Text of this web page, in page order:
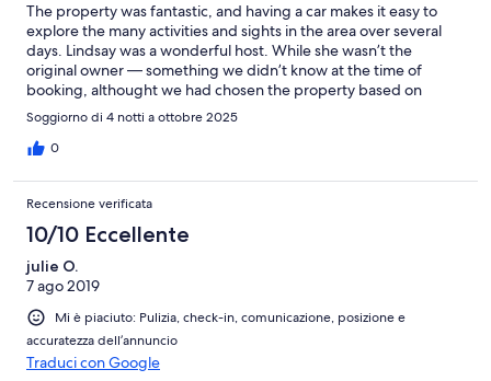
The property was fantastic, and having a car makes it easy to
explore the many activities and sights in the area over several
days. Lindsay was a wonderful host. While she wasn’t the
original owner — something we didn’t know at the time of
booking, althought we had chosen the property based on
reviews of the original host... — she gave us a warm welcome
and generously shared all the local knowledge she had
gathered about nearby attractions as a tourist herself. In the
have had with the original owner.
Soggiorno di 4 notti a ottobre 2025
0
Recensione verificata
10/10 Eccellente
julie O.
7 ago 2019
Mi è piaciuto: Pulizia, check-in, comunicazione, posizione e
accuratezza dell’annuncio
Traduci con Google